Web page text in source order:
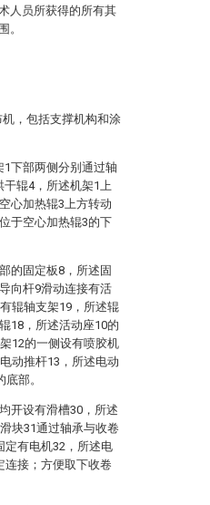
人员所获得的所有其
。
，包括支撑机构和涂
下部两侧分别通过轴
辊4，所述机架1上
心加热辊3上方转动
于空心加热辊3的下
的固定板8，所述固
向杆9滑动连接有活
辊轴支架19，所述辊
18，所述活动座10的
12的一侧设有喷胶机
动推杆13，所述电动
部。
开设有滑槽30，所述
块31通过轴承与收卷
定有电机32，所述电
连接；方便取下收卷